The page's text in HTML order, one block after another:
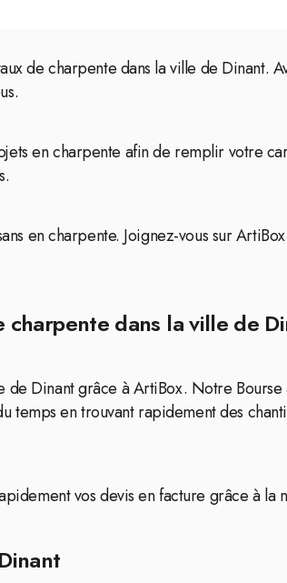
de charpente dans la ville de Dinant.
en charpente afin de remplir votre
en charpente. Joignez-vous sur
charpente dans la ville de
de Dinant grâce à ArtiBox. Notre
temps en trouvant rapidement des
vos devis en facture grâce à la